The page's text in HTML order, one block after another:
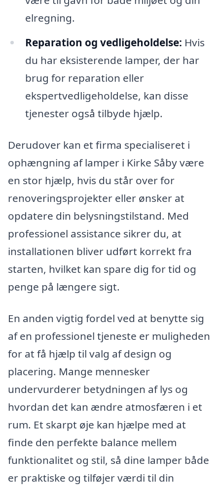
elregning.
Reparation og vedligeholdelse: Hvis
du har eksisterende lamper, der har
brug for reparation eller
ekspertvedligeholdelse, kan disse
tjenester også tilbyde hjælp.
Derudover kan et firma specialiseret i
ophængning af lamper i Kirke Såby være
en stor hjælp, hvis du står over for
renoveringsprojekter eller ønsker at
opdatere din belysningstilstand. Med
professionel assistance sikrer du, at
installationen bliver udført korrekt fra
starten, hvilket kan spare dig for tid og
penge på længere sigt.
En anden vigtig fordel ved at benytte sig
af en professionel tjeneste er muligheden
for at få hjælp til valg af design og
placering. Mange mennesker
undervurderer betydningen af lys og
hvordan det kan ændre atmosfæren i et
rum. Et skarpt øje kan hjælpe med at
finde den perfekte balance mellem
funktionalitet og stil, så dine lamper både
er praktiske og tilføjer værdi til din